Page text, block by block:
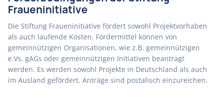
Fraueninitiative
Die Stiftung Fraueninitiative fördert sowohl Projektvorhaben
als auch laufende Kosten. Fördermittel können von
gemeinnützigen Organisationen, wie z.B. gemeinnützigen
e.Vs, gAGs oder gemeinnützigen Initiativen beantragt
werden. Es werden sowohl Projekte in Deutschland als auch
im Ausland gefördert. Anträge sind postalisch einzureichen.